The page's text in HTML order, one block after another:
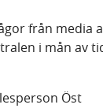
från media
i mån av
Öst